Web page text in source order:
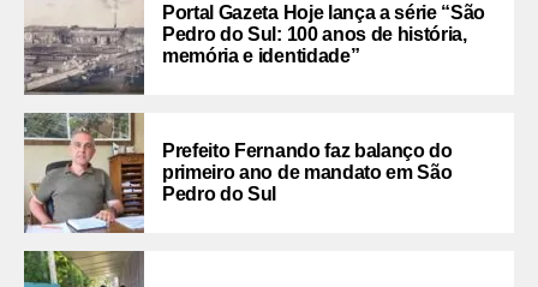
Portal Gazeta Hoje lança a série “São
Pedro do Sul: 100 anos de história,
memória e identidade”
Prefeito Fernando faz balanço do
primeiro ano de mandato em São
Pedro do Sul